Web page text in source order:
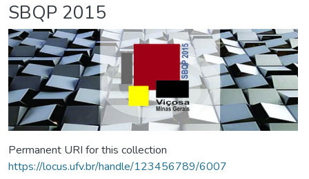
SBQP 2015
Permanent URI for this collection
https://locus.ufv.br/handle/123456789/6007